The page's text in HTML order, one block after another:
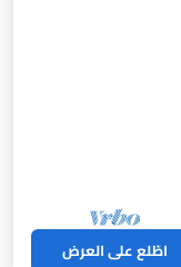
اطّلع على العرض